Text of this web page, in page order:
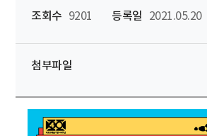
조회수 9201 등록일 2021.05.20
첨부파일